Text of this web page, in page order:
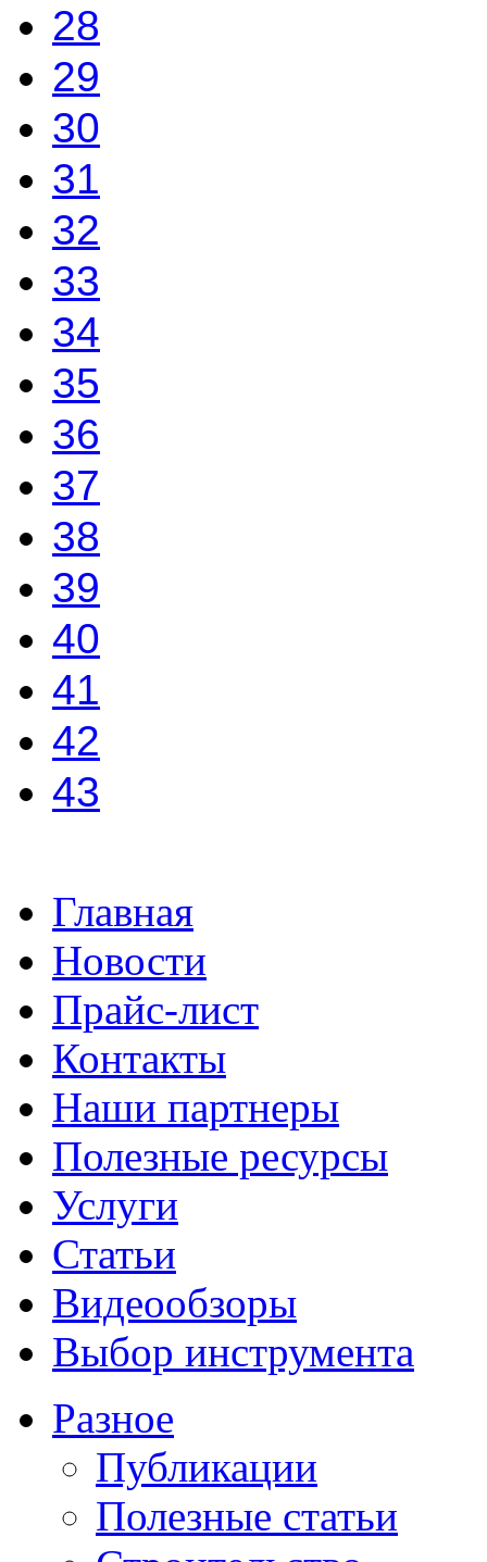
28
29
30
31
32
33
34
35
36
37
38
39
40
41
42
43
Главная
Новости
Прайс-лист
Контакты
Наши партнеры
Полезные ресурсы
Услуги
Статьи
Видеообзоры
Выбор инструмента
Разное
Публикации
Полезные статьи